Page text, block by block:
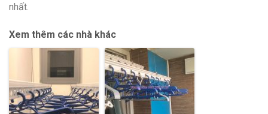
nhất.
Xem thêm các nhà khác